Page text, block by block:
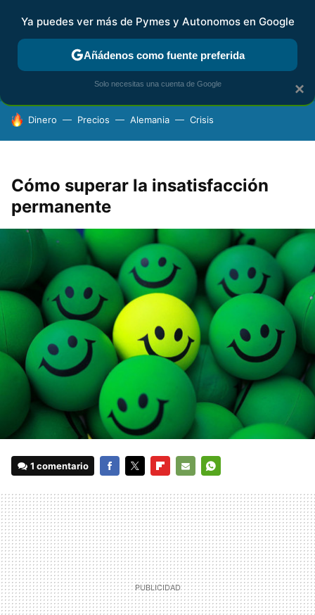
FISCALIDAD Y CONTABILIDAD KIT DIGITAL RENTA
HOY SE HABLA DE
Dinero Precios Alemania Crisis
Cómo superar la insatisfacción
permanente
1 comentario
MAIL
×
Ya puedes ver más de Pymes y Autonomos en Google
Añádenos como fuente preferida
Solo necesitas una cuenta de Google